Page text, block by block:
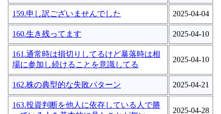
159.申し訳ございませんでした 2025-04-04
160.生き残ってます 2025-04-10
161.通常時は損切りしてるけど暴落時は相
場に参加し続けることを意識してる
2025-04-10
162.株の典型的な失敗パターン 2025-04-21
163.投資判断を他人に依存している人で勝
2025-04-28